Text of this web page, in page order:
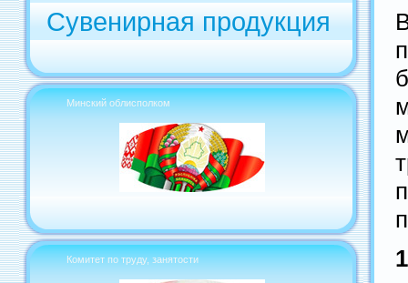
Сувенирная продукция
Минский облисполком
Комитет по труду, занятости